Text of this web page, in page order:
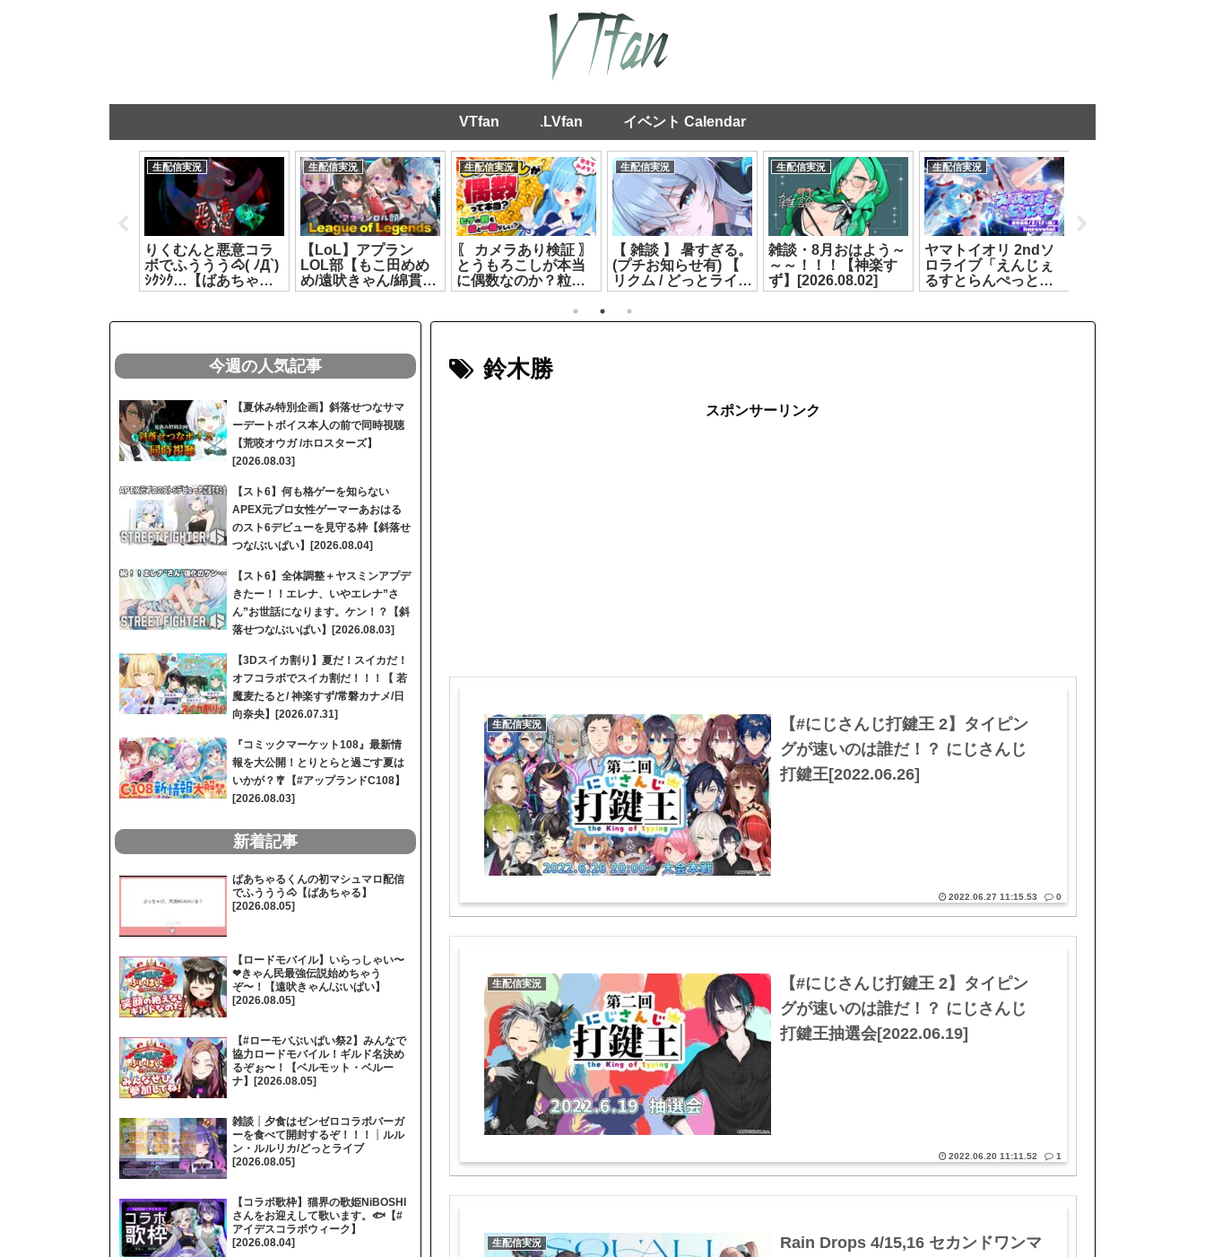
VTfan .LVfan イベント Calendar
生配信実況
りくむんと悪意コラ
ボでふううう🐴( ﾉД`)
ｼｸｼｸ…【ばあちゃる/
リクム】[2026.07.26]
生配信実況
【LoL】アプラン
LOL部【もこ田めめ
め/遠吠きゃん/綿貫ね
ぐせ/彩歌すいれん】
生配信実況
〖 カメラあり検証 〗
とうもろこしが本当
に偶数なのか？粒と
髭は同じ数なのか？
数える┊どっとライ
ブ #ヤマトイオリ
生配信実況
【 雑談 】 暑すぎる。
(プチお知らせ有) 【
リクム / どっとライブ
】[2026.07.14]
生配信実況
雑談・8月おはよう～
～～！！！【神楽す
ず】[2026.08.02]
生配信実況
ヤマトイオリ 2ndソ
ロライブ「えんじぇ
るすとらんぺっと」
第2部[2026.07.17]
鈴木勝
スポンサーリンク
生配信実況
【#にじさんじ打鍵王 2】タイピン
グが速いのは誰だ！？ にじさんじ
打鍵王[2022.06.26]
2022.06.27 11:15.53 0
生配信実況
【#にじさんじ打鍵王 2】タイピン
グが速いのは誰だ！？ にじさんじ
打鍵王抽選会[2022.06.19]
2022.06.20 11:11.52 1
生配信実況
Rain Drops 4/15,16 セカンドワンマ
今週の人気記事
【夏休み特別企画】斜落せつなサマ
ーデートボイス本人の前で同時視聴
【荒咬オウガ /ホロスターズ】
[2026.08.03]
【スト6】何も格ゲーを知らない
APEX元プロ女性ゲーマーあおはる
のスト6デビューを見守る枠【斜落せ
つな/ぶいぱい】[2026.08.04]
【スト6】全体調整＋ヤスミンアプデ
きたー！！エレナ、いやエレナ”さ
ん”お世話になります。ケン！？【斜
落せつな/ぶいぱい】[2026.08.03]
【3Dスイカ割り】夏だ！スイカだ！
オフコラボでスイカ割だ！！！【 若
魔麦たると/ 神楽すず/常磐カナメ/日
向奈央】[2026.07.31]
『コミックマーケット108』最新情
報を大公開！とりとらと過ごす夏は
いかが？🎐【#アップランドC108】
[2026.08.03]
新着記事
ばあちゃるくんの初マシュマロ配信
でふううう🐴【ばあちゃる】
[2026.08.05]
【ロードモバイル】いらっしゃい〜
❤きゃん民最強伝説始めちゃう
ぞ〜！【遠吠きゃん/ぶいぱい】
[2026.08.05]
【#ローモバぶいぱい祭2】みんなで
協力ロードモバイル！ギルド名決め
るぞぉ〜！【ベルモット・ベルー
ナ】[2026.08.05]
雑談┊夕食はゼンゼロコラボバーガ
ーを食べて開封するぞ！！！┊ルル
ン・ルルリカ/どっとライブ
[2026.08.05]
【コラボ歌枠】猫界の歌姫NiBOSHI
さんをお迎えして歌います。🐟【#
アイデスコラボウィーク】
[2026.08.04]